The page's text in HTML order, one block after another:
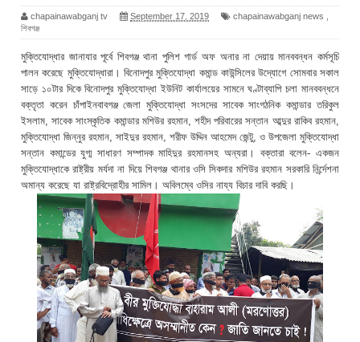
chapainawabganj tv September 17, 2019 chapainawabganj news
শিবগঞ্জ
মুক্তিযোদ্ধার জানাযার পূর্বে শিবগঞ্জ থানা পুলিশ গার্ড অফ অনার না দেয়ায় মানববন্ধন কর্মসূচি
পালন করেছে মুক্তিযোদ্ধারা। বিনোদপুর মুক্তিযোদ্ধা কমান্ড কাউন্সিলের উদ্যোগে সোমবার সকাল
সাড়ে ১০টার দিকে বিনোদপুর মুক্তিযোদ্ধা ইউনিট কার্যালয়ের সামনে ঘণ্টাব্যাপি চলা মানববন্ধনে
বক্তৃতা করেন চাঁপাইনবাবগঞ্জ জেলা মুক্তিযোদ্ধা সংসদের সাবেক সাংগঠনিক কমান্ডার তরিকুল
ইসলাম, সাবেক সাংস্কৃতিক কমান্ডার মশিউর রহমান, শহীদ পরিবারের সন্তান আব্দুর রাকিব রহমান,
মুক্তিযোদ্ধা জিন্নুর রহমান, সাইদুর রহমান, শরীফ উদ্দিন আহমেদ জেন্টু, ও উপজেলা মুক্তিযোদ্ধা
সন্তান কমান্ডের যুগ্ম সাধারণ সম্পাদক মাহিদুর রহমানসহ অন্যরা। বক্তারা বলেন- একজন
মুক্তিযোদ্ধাকে রাষ্ট্রীয় মর্যদা না দিয়ে শিবগঞ্জ থানার ওসি সিকদার মশিউর রহমান সরকারি নির্র্দেশনা
অমান্য করেছে যা রাষ্ট্রবিদ্রোহীর সামিল। অবিলম্বে ওসির নায্য বিচার দাবি করছি।